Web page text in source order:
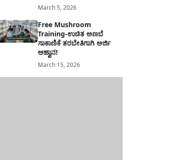
March 5, 2026
Free Mushroom
Training-ಉಚಿತ ಅಣಬೆ
ಸಾಕಾಣಿಕೆ ತರಬೇತಿಗಾಗಿ ಅರ್ಜಿ
ಆಹ್ವಾನ!
March 15, 2026